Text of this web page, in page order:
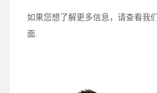
如果您想了解更多信息，请查看我
面.